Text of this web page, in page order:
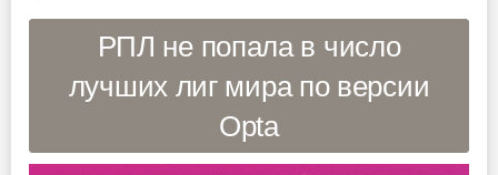
РПЛ не попала в число
лучших лиг мира по версии
Opta